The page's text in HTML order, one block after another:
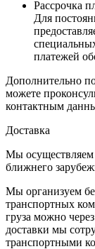
Рассрочка
Для
платежей
Дополнительно
можете
контактным
Доставка
Мы осуществляем
ближнего
Мы организуем
транспортных
груза можно
доставки мы
транспортными